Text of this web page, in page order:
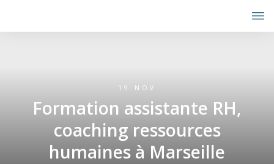
19 NOV
Formation assistante RH,
coaching ressources
humaines à Marseille